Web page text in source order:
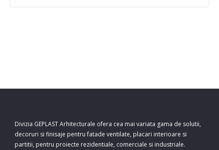
Divizia GEPLAST Arhitecturale ofera cea mai variata gama de solutii,
decoruri si finisaje pentru fatade ventilate, placari interioare si
partitii, pentru proiecte rezidentiale, comerciale si industriale.